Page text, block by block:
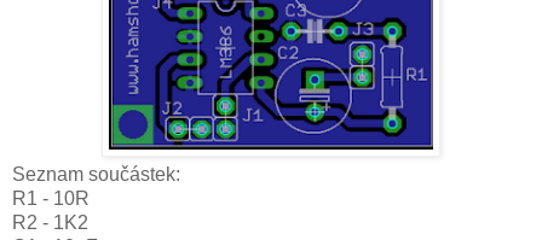
Seznam součástek:
R1 - 10R
R2 - 1K2